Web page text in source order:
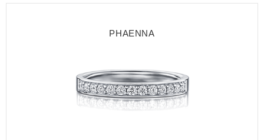
PHAENNA